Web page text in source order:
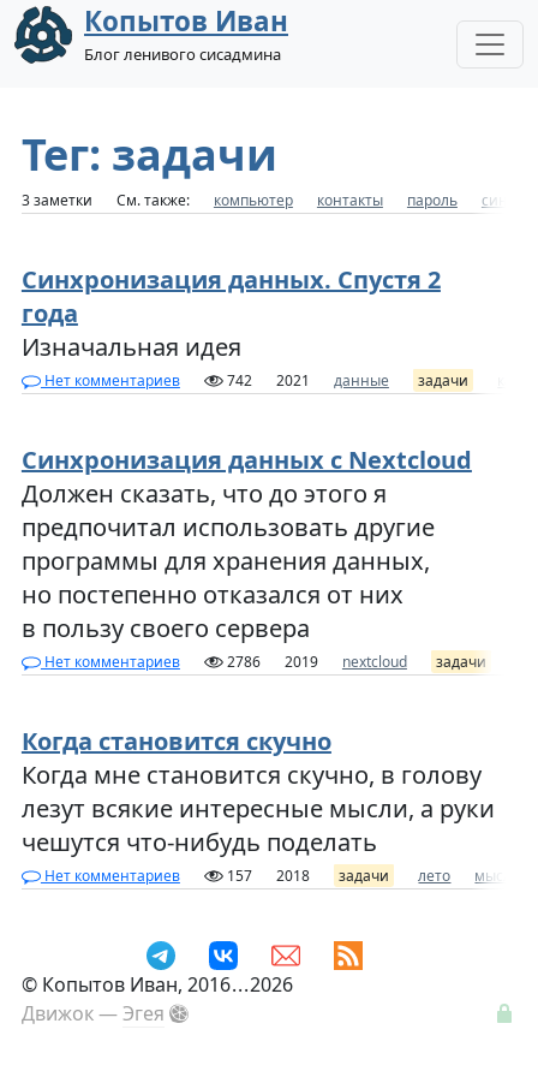
Копытов Иван
Блог ленивого сисадмина
Тег: задачи
3 заметки См. также: компьютер контакты пароль
Синхронизация данных. Спустя 2
года
Изначальная идея
Нет комментариев 742 2021 данные задачи
Синхронизация данных с Nextcloud
Должен сказать, что до этого я
предпочитал использовать другие
программы для хранения данных,
но постепенно отказался от них
в пользу своего сервера
Нет комментариев 2786 2019 nextcloud задачи
Когда становится скучно
Когда мне становится скучно, в голову
лезут всякие интересные мысли, а руки
чешутся что-нибудь поделать
Нет комментариев 157 2018 задачи лето мысли
© Копытов Иван, 2016...2026
Движок —Эгея